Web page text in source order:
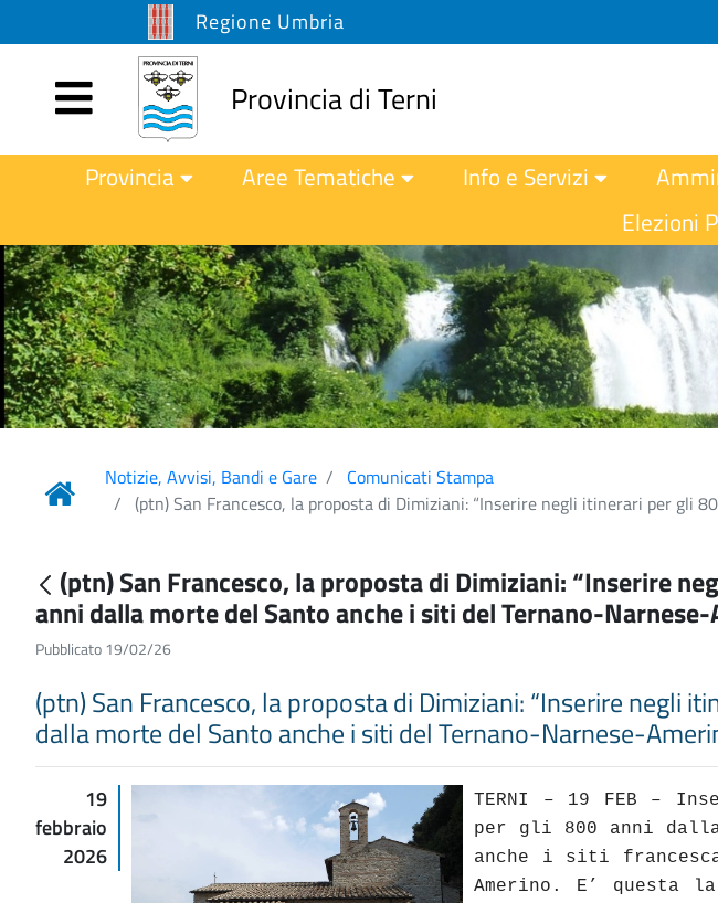
Regione Umbria
Provincia di Terni
Provincia Aree Tematiche Info e Servizi
Elezioni
Notizie, Avvisi, Bandi e Gare
Comunicati Stampa
(ptn) San Francesco, la proposta di Dimiziani: “Inserire negli itinerari per gli
(ptn) San Francesco, la proposta di Dimiziani: “Inserire
anni dalla morte del Santo anche i siti del Ternano-
Pubblicato 19/02/26
(ptn) San Francesco, la proposta di Dimiziani: “Inserire negli
dalla morte del Santo anche i siti del Ternano-Narnese-
19
febbraio
2026
TERNI – 19 FEB –
per gli 800 anni dalla
anche i siti
Amerino. E’ questa